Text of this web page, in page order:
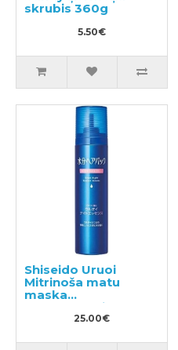
skrubis 360g
5.50€
Shiseido Uruoi
Mitrinoša matu
maska
nepaklausīgiem
matiem 140g
25.00€